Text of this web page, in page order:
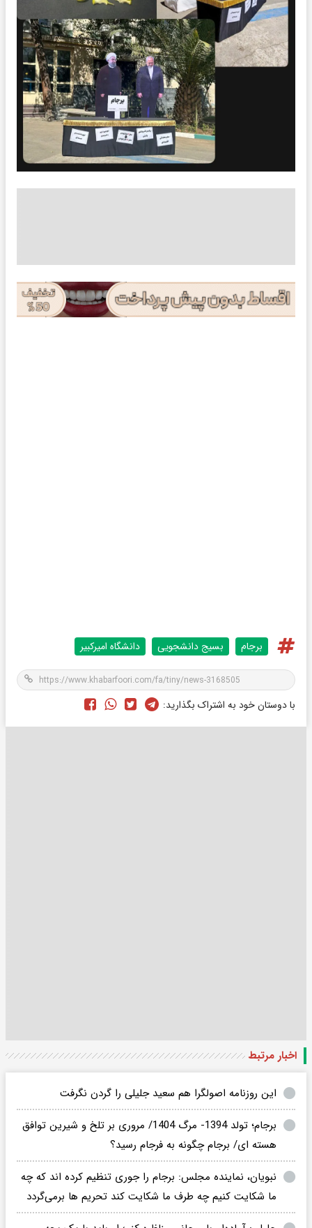
برجام بسیج دانشجویی دانشگاه امیرکبیر
با دوستان خود به اشتراک بگذارید:
اخبار مرتبط
این روزنامه اصولگرا هم سعید جلیلی را گردن نگرفت
برجام؛ تولد 1394- مرگ 1404/ مروری بر تلخ و شیرین توافق
هسته ای/ برجام چگونه به فرجام رسید؟
نبویان، نماینده مجلس: برجام را جوری تنظیم کرده اند که چه
ما شکایت کنیم چه طرف ما شکایت کند تحریم ها برمی‌گردد